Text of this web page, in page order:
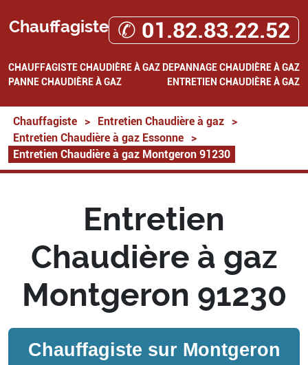
Chauffagiste ✆ 01.82.83.22.52
CHAUFFAGISTECHAUDIÈRE À GAZ DEPANNAGE CHAUDIÈRE À GAZ
PANNE CHAUDIÈRE À GAZ
ENTRETIEN CHAUDIÈRE À GAZ
Chauffagiste > Entretien Chaudière à gaz
>
Entretien Chaudière à gaz Essonne
>
Entretien Chaudière à gaz Montgeron 91230
Entretien
Chaudière à gaz
Montgeron 91230
Chauffagiste sur Montgeron